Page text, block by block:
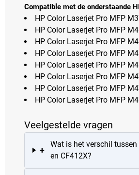
Compatible met de onderstaande
HP Color Laserjet Pro MFP
HP Color Laserjet Pro MFP
HP Color Laserjet Pro MFP
HP Color Laserjet Pro MFP
HP Color Laserjet Pro MFP
HP Color Laserjet Pro MFP
HP Color Laserjet Pro MFP
HP Color Laserjet Pro MFP
Veelgestelde vragen
+
Wat is het verschil tussen
en CF412X?